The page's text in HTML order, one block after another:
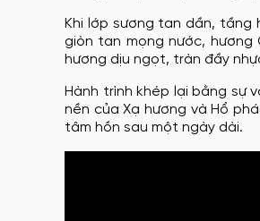
Khi lớp sương tan dần, tầng
giòn tan mọng nước, hương
hương dịu ngọt, tràn đầy
Hành trình khép lại bằng sự
nền của Xạ hương và Hổ
tâm hồn sau một ngày dài.